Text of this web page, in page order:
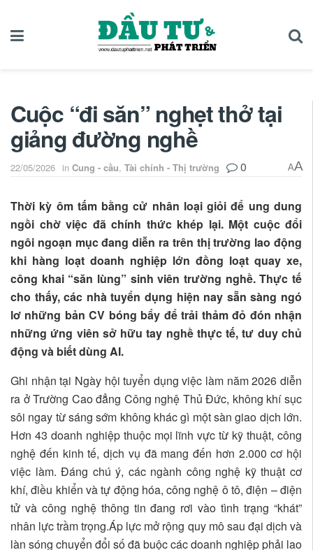
Cuộc “đi săn” nghẹt thở tại
giảng đường nghề
22/05/2026 in Cung - cầu, Tài chính - Thị trường 0 AA
Thời kỳ ôm tấm bằng cử nhân loại giỏi để ung dung
ngồi chờ việc đã chính thức khép lại. Một cuộc đổi
ngôi ngoạn mục đang diễn ra trên thị trường lao động
khi hàng loạt doanh nghiệp lớn đồng loạt quay xe,
công khai “săn lùng” sinh viên trường nghề. Thực tế
cho thấy, các nhà tuyển dụng hiện nay sẵn sàng ngó
lơ những bản CV bóng bẩy để trải thảm đỏ đón nhận
những ứng viên sở hữu tay nghề thực tế, tư duy chủ
động và biết dùng AI.
Ghi nhận tại Ngày hội tuyển dụng việc làm năm 2026 diễn
ra ở Trường Cao đẳng Công nghệ Thủ Đức, không khí sục
sôi ngay từ sáng sớm không khác gì một sàn giao dịch lớn.
Hơn 43 doanh nghiệp thuộc mọi lĩnh vực từ kỹ thuật, công
nghệ đến kinh tế, dịch vụ đã mang đến hơn 2.000 cơ hội
việc làm. Đáng chú ý, các ngành công nghệ kỹ thuật cơ
khí, điều khiển và tự động hóa, công nghệ ô tô, điện – điện
tử và công nghệ thông tin đang rơi vào tình trạng “khát”
nhân lực trầm trọng.Áp lực mở rộng quy mô sau đại dịch và
làn sóng chuyển đổi số đã buộc các doanh nghiệp phải lao